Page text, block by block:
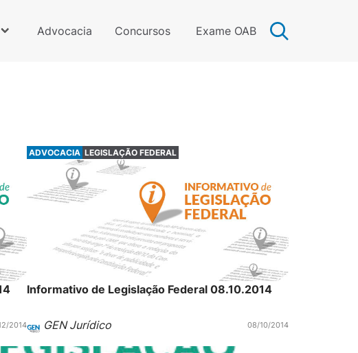
Advocacia Concursos Exame OAB
2014
ADVOCACIA LEGISLAÇÃO FEDERAL
Informativo de Legislação Federal 08.10.2014
GEN Jurídico 08/10/2014